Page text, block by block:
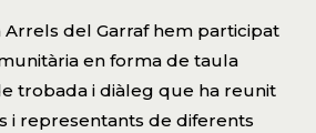
del Garraf hem participat
en forma de taula
trobada i diàleg que ha reunit
i representants de diferents